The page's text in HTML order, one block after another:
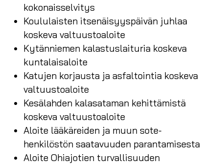
kokonaisselvitys
Koululaisten itsenäisyyspäivän juhlaa
koskeva valtuustoaloite
Kytänniemen kalastuslaituria koskeva
kuntalaisaloite
Katujen korjausta ja asfaltointia koskeva
valtuustoaloite
Kesälahden kalasataman kehittämistä
koskeva valtuustoaloite
Aloite lääkäreiden ja muun sote-
henkilöstön saatavuuden parantamisesta
Aloite Ohiajotien turvallisuuden